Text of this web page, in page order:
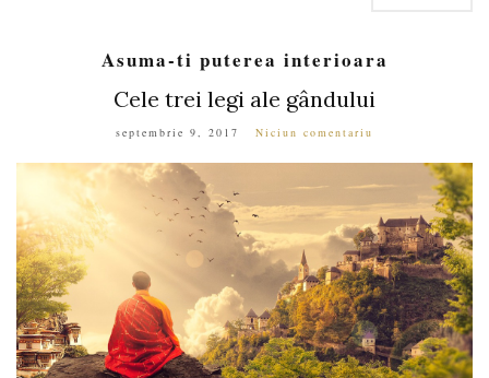
Asuma-ti puterea interioara
Cele trei legi ale gândului
septembrie 9, 2017 Niciun comentariu